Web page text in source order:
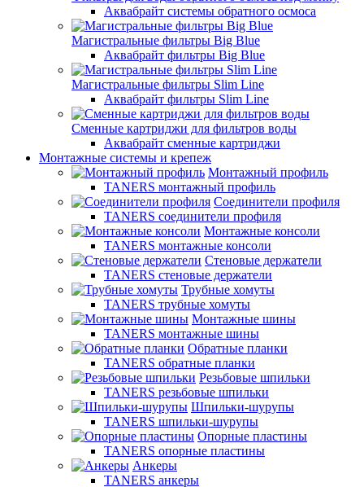
Аквабрайт системы обратного осмоса
Магистральные фильтры Big Blue
Аквабрайт фильтры Big Blue
Магистральные фильтры Slim Line
Аквабрайт фильтры Slim Line
Сменные картриджи для фильтров воды
Аквабрайт сменные картриджи
Монтажные системы и крепеж
Монтажный профиль
TANERS монтажный профиль
Соединители профиля
TANERS соединители профиля
Монтажные консоли
TANERS монтажные консоли
Стеновые держатели
TANERS стеновые держатели
Трубные хомуты
TANERS трубные хомуты
Монтажные шины
TANERS монтажные шины
Обратные планки
TANERS обратные планки
Резьбовые шпильки
TANERS резьбовые шпильки
Шпильки-шурупы
TANERS шпильки-шурупы
Опорные пластины
TANERS опорные пластины
Анкеры
TANERS анкеры